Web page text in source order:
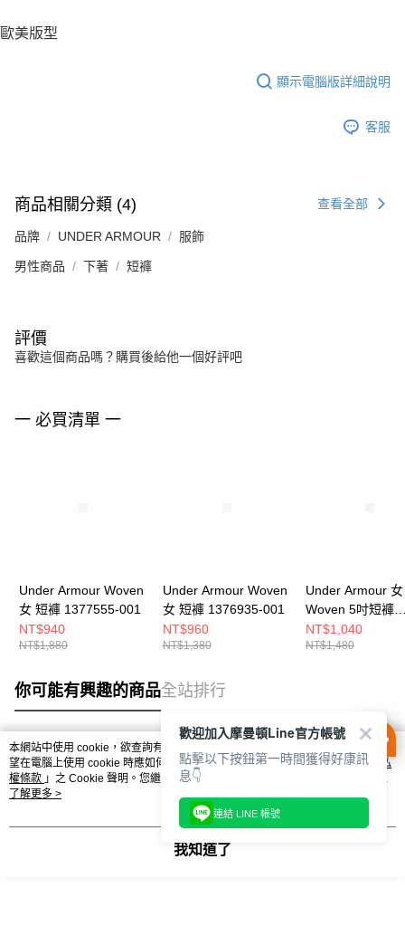
歐美版型
顯示電腦版詳細說明
客服
商品相關分類 (4) 查看全部
品牌 UNDER ARMOUR 服飾
男性商品 下著 短褲
評價
喜歡這個商品嗎？購買後給他一個好評吧
一 必買清單 一
Under Armour Woven
女 短褲 1377555-001
NT$940
NT$1,880
Under Armour Woven
女 短褲 1376935-001
NT$960
NT$1,380
Under Armour 女
Woven 5吋短褲
1376933-001
NT$1,040
NT$1,480
你可能有興趣的商品全站排行
熱門標籤
本網站中使用 cookie，欲查詢有關本網站使用 cookie 方式之詳情，及若您不希
望在電腦上使用 cookie 時應如何變更電腦的 cookie 設定，請參閱本網站「
隱私
權條款 」之 Cookie 聲明。您繼續使用本網站即表示您同意本公司得按本網站使
用條款之 Cookie 聲明使用 cookie。
了解更多 >
我知道了
歡迎加入摩曼頓Line官方帳號
點擊以下按鈕第一時間獲得好康訊
息👇
連結 LINE 帳號